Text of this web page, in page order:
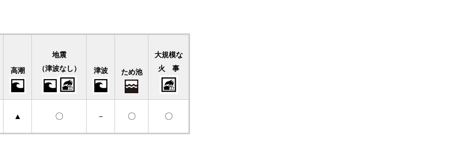
高潮
地震
（津波なし）
津波 ため池
大規模な
火 事
▲ 〇 － 〇 〇